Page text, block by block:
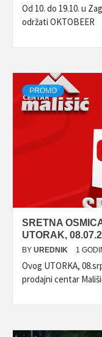
Od 10. do 19.10. u
održati OKTOBEER
PROMO
SRETNA
UTORAK,
BY UREDNIK 1
Ovog UTORKA,
prodajni centar